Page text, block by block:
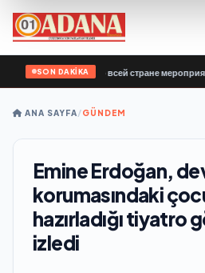
SON DAKİKA
провела по всей стране мероприятия ко
ANA SAYFA/GÜNDEM
Emine Erdoğan,
korumasındaki
hazırladığı tiyatro
izledi